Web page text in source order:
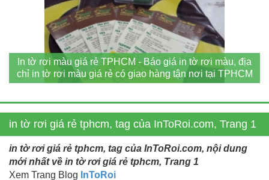
In tờ rơi màu giá rẻ TPHCM - Báo giá in tờ rơi màu, địa
chỉ in tờ rơi màu giá rẻ có giao hàng tận nơi tại TPHCM
in tờ rơi giá rẻ tphcm, tag của InToRoi.com, Trang 1
in tờ rơi giá rẻ tphcm, tag của InToRoi.com, nội dung
mới nhất về in tờ rơi giá rẻ tphcm, Trang 1
Xem Trang Blog InToRoi